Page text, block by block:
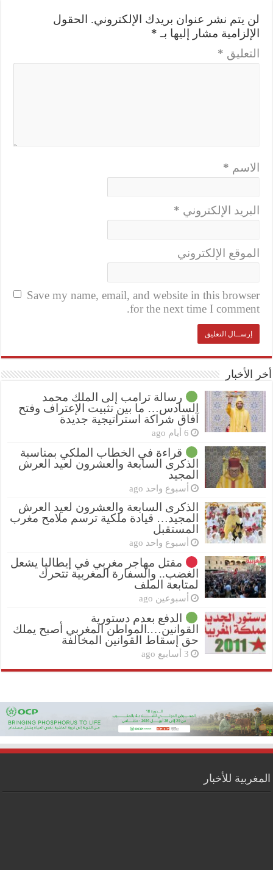
لن يتم نشر عنوان بريدك الإلكتروني.
الحقول
الإلزامية مشار إليها بـ *
التعليق *
الاسم *
البريد الإلكتروني *
الموقع الإلكتروني
Save my name, email, and website in this browser
for the next time I comment.
أخر الأخبار
رسالة ترامب إلى الملك محمد
السادس… ما بين تثبيت الإعتراف وفتح
آفاق شراكة استراتيجية جديدة
6 أيام ago
قراءة في الخطاب الملكي بمناسبة
الذكرى السابعة والعشرون لعيد العرش
المجيد
أسبوع واحد ago
الذكرى السابعة والعشرون لعيد العرش
المجيد… قيادة ملكية ترسم ملامح مغرب
المستقبل
أسبوع واحد ago
مقتل مهاجر مغربي في إيطاليا يشعل
الغضب.. والسفارة المغربية تتحرك
لمتابعة الملف
أسبوعين ago
الدفع بعدم دستورية
القوانين….المواطن المغربي أصبح يملك
حق إسقاط القوانين المخالفة
3 أسابيع ago
المغربية للأخبار